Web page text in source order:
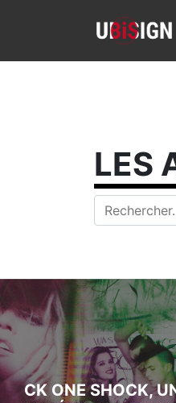
LES
CK ONE SHOCK,